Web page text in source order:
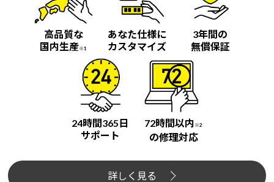
高品質な
国内生産※1
あなた仕様に
カスタマイズ
3年間の
無償保証
24時間365日
サポート
72時間以内 ※2
の修理対応
詳しく見る